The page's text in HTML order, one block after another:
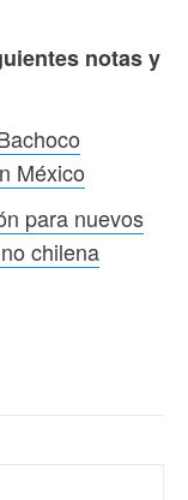
notas y
México
para nuevos
chilena